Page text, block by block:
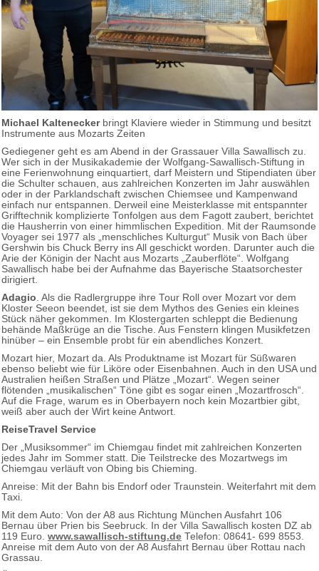
Michael Kalteneckerbringt Klaviere wieder in Stimmung und besitzt
Instrumente aus Mozarts Zeiten
Gediegener geht es am Abend in der Grassauer Villa Sawallisch zu.
Wer sich in der Musikakademie der Wolfgang-Sawallisch-Stiftung in
eine Ferienwohnung einquartiert, darf Meistern und Stipendiaten über
die Schulter schauen, aus zahlreichen Konzerten im Jahr auswählen
oder in der Parklandschaft zwischen Chiemsee und Kampenwand
einfach nur entspannen. Derweil eine Meisterklasse mit entspannter
Grifftechnik komplizierte Tonfolgen aus dem Fagott zaubert, berichtet
die Hausherrin von einer himmlischen Expedition. Mit der Raumsonde
Voyager sei 1977 als „menschliches Kulturgut“ Musik von Bach über
Gershwin bis Chuck Berry ins All geschickt worden. Darunter auch die
Arie der Königin der Nacht aus Mozarts „Zauberflöte“. Wolfgang
Sawallisch habe bei der Aufnahme das Bayerische Staatsorchester
dirigiert.
Adagio . Als die Radlergruppe ihre Tour Roll over Mozart vor dem
Kloster Seeon beendet, ist sie dem Mythos des Genies ein kleines
Stück näher gekommen. Im Klostergarten schleppt die Bedienung
behände Maßkrüge an die Tische. Aus Fenstern klingen Musikfetzen
hinüber – ein Ensemble probt für ein abendliches Konzert.
Mozart hier, Mozart da. Als Produktname ist Mozart für Süßwaren
ebenso beliebt wie für Liköre oder Eisenbahnen. Auch in den USA und
Australien heißen Straßen und Plätze „Mozart“. Wegen seiner
flötenden „musikalischen“ Töne gibt es sogar einen „Mozartfrosch“.
Auf die Frage, warum es in Oberbayern noch kein Mozartbier gibt,
weiß aber auch der Wirt keine Antwort.
ReiseTravel Service
Der „Musiksommer“ im Chiemgau findet mit zahlreichen Konzerten
jedes Jahr im Sommer statt. Die Teilstrecke des Mozartwegs im
Chiemgau verläuft von Obing bis Chieming.
Anreise: Mit der Bahn bis Endorf oder Traunstein. Weiterfahrt mit dem
Taxi.
Mit dem Auto: Von der A8 aus Richtung München Ausfahrt 106
Bernau über Prien bis Seebruck. In der Villa Sawallisch kosten DZ ab
119 Euro. www.sawallisch-stiftung.de Telefon: 08641- 699 8553.
Anreise mit dem Auto von der A8 Ausfahrt Bernau über Rottau nach
Grassau.